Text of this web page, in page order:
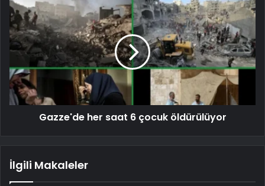
Gazze'de her saat 6 çocuk öldürülüyor
İlgili Makaleler